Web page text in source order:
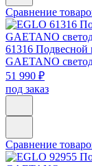
Сравнение
61316 Подвесной
GAETANO
51 990 ₽
под заказ
Сравнение